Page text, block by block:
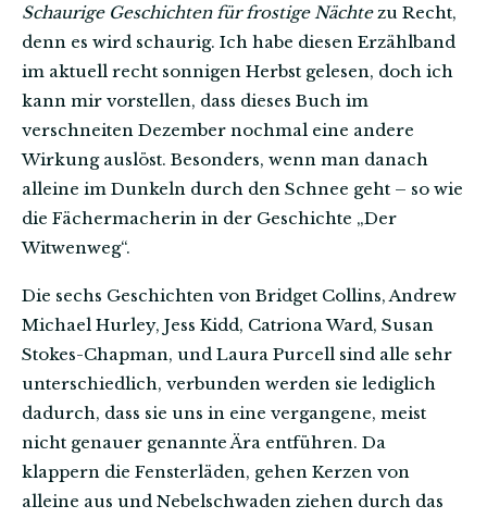
Schaurige Geschichten für frostige Nächtezu Recht,
denn es wird schaurig. Ich habe diesen Erzählband
im aktuell recht sonnigen Herbst gelesen, doch ich
kann mir vorstellen, dass dieses Buch im
verschneiten Dezember nochmal eine andere
Wirkung auslöst. Besonders, wenn man danach
alleine im Dunkeln durch den Schnee geht – so wie
die Fächermacherin in der Geschichte „Der
Witwenweg“.
Die sechs Geschichten von Bridget Collins, Andrew
Michael Hurley, Jess Kidd, Catriona Ward, Susan
Stokes-Chapman, und Laura Purcell sind alle sehr
unterschiedlich, verbunden werden sie lediglich
dadurch, dass sie uns in eine vergangene, meist
nicht genauer genannte Ära entführen. Da
klappern die Fensterläden, gehen Kerzen von
alleine aus und Nebelschwaden ziehen durch das